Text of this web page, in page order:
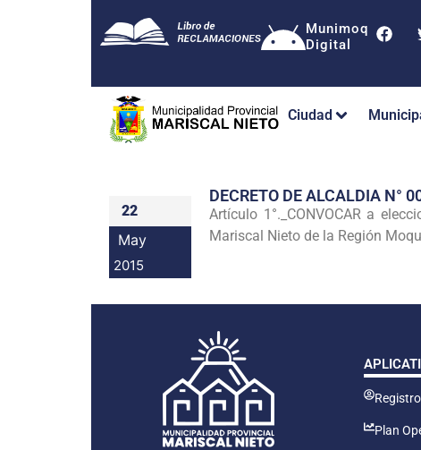
Munimoq
Digital
Ciudad
22
May
2015
DECRETO DE ALCALDIA N°
Artículo 1°._CONVOCAR a
Mariscal Nieto de la Región
Registro
Plan